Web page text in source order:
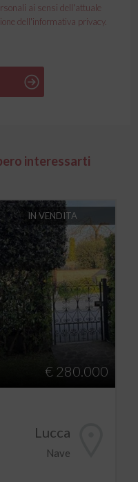
ai sensi dell'attuale
dell'informativa privacy.
interessarti
IN VENDITA
€ 280.000
Lucca
Nave